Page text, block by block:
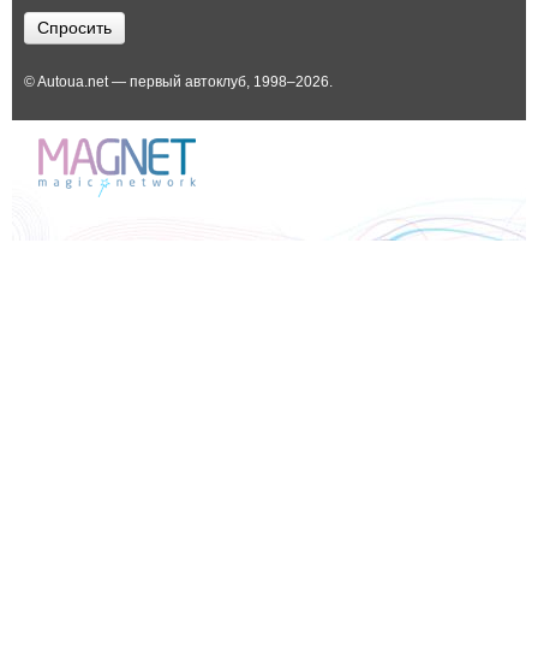
Спросить
© Autoua.net — первый автоклуб, 1998–2026.